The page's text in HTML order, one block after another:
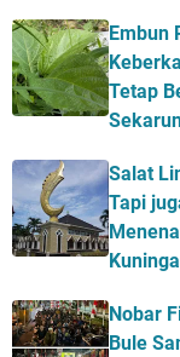
Embun
Tetap
Salat
Tapi
Nobar
Bule